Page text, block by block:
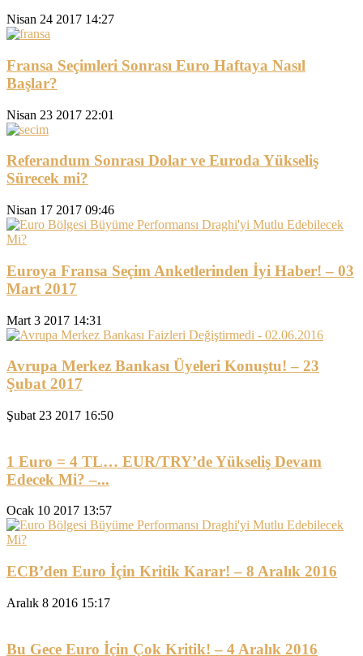
Nisan 24 2017 14:27
Fransa Seçimleri Sonrası Euro Haftaya Nasıl
Başlar?
Nisan 23 2017 22:01
Referandum Sonrası Dolar ve Euroda Yükseliş
Sürecek mi?
Nisan 17 2017 09:46
Euroya Fransa Seçim Anketlerinden İyi Haber! – 03
Mart 2017
Mart 3 2017 14:31
Avrupa Merkez Bankası Üyeleri Konuştu! – 23
Şubat 2017
Şubat 23 2017 16:50
1 Euro = 4 TL… EUR/TRY’de Yükseliş Devam
Edecek Mi? –...
Ocak 10 2017 13:57
ECB’den Euro İçin Kritik Karar! – 8 Aralık 2016
Aralık 8 2016 15:17
Bu Gece Euro İçin Çok Kritik! – 4 Aralık 2016